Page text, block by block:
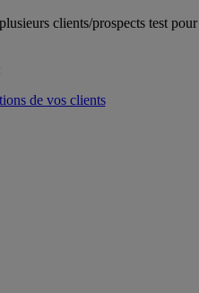
clients/prospects test
de vos clients